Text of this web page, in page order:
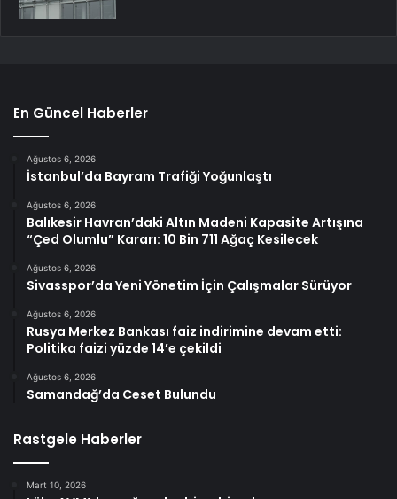
En Güncel Haberler
Ağustos 6, 2026
İstanbul’da Bayram Trafiği Yoğunlaştı
Ağustos 6, 2026
Balıkesir Havran’daki Altın Madeni Kapasite Artışına
“Çed Olumlu” Kararı: 10 Bin 711 Ağaç Kesilecek
Ağustos 6, 2026
Sivasspor’da Yeni Yönetim İçin Çalışmalar Sürüyor
Ağustos 6, 2026
Rusya Merkez Bankası faiz indirimine devam etti:
Politika faizi yüzde 14’e çekildi
Ağustos 6, 2026
Samandağ’da Ceset Bulundu
Rastgele Haberler
Mart 10, 2026